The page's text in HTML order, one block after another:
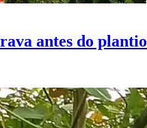
antes do plantio